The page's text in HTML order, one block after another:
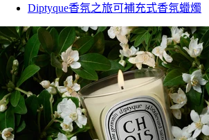
Diptyque香氛之旅可補充式香氛蠟燭